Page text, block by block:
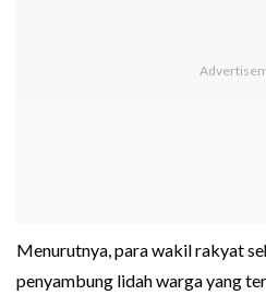
Menurutnya, para wakil rakyat
penyambung lidah warga yang